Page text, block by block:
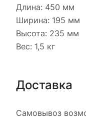
Длина: 450 мм
Ширина: 195 мм
Высота: 235 мм
Вес: 1,5 кг
Доставка
Самовывоз